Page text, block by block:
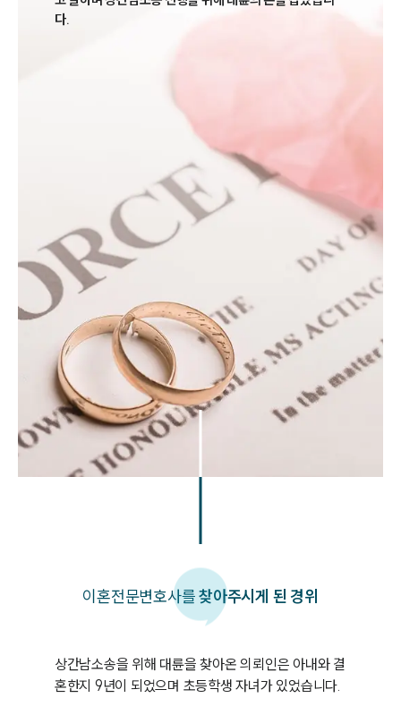
다.
이혼전문변호사를찾아주시게 된 경위
상간남소송을 위해 대륜을 찾아온 의뢰인은 아내와 결
혼한지 9년이 되었으며 초등학생 자녀가 있었습니다.